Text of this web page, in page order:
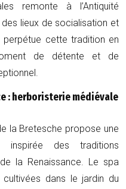
remonte à l’Antiquité
lieux de socialisation et
cette tradition en
de détente et de
: herboristerie médiévale
la Bretesche propose une
inspirée des traditions
la Renaissance. Le spa
dans le jardin du